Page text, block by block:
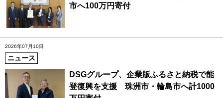
市へ100万円寄付
2026年07月10日
ニュース
DSGグループ、企業版ふるさと納税で能
登復興を支援 珠洲市・輪島市へ計1000